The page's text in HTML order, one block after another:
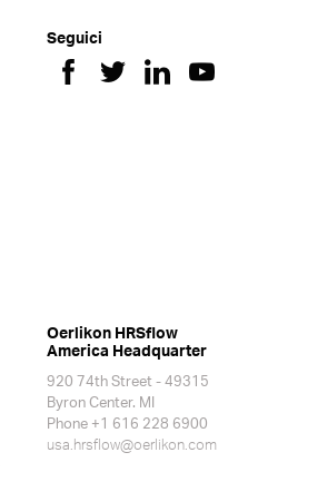
Seguici
Oerlikon HRSflow
America Headquarter
920 74th Street - 49315
Byron Center. MI
Phone +1 616 228 6900
usa.hrsflow@oerlikon.com